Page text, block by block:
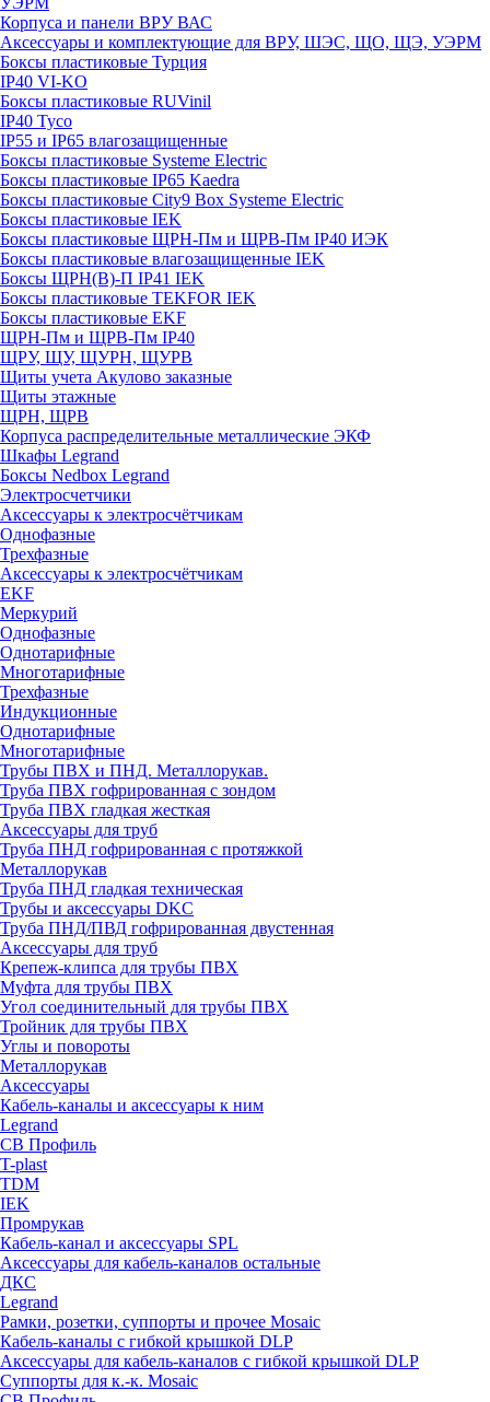
Корпуса и панели ВРУ ВАС
Аксессуары и комплектующие для ВРУ, ШЭС, ЩО, ЩЭ, УЭРМ
Боксы пластиковые Турция
IP40 VI-KO
Боксы пластиковые RUVinil
IP40 Тусо
IP55 и IP65 влагозащищенные
Боксы пластиковые Systeme Electric
Боксы пластиковые IP65 Kaedra
Боксы пластиковые City9 Box Systeme Electric
Боксы пластиковые IEK
Боксы пластиковые ЩРН-Пм и ЩРВ-Пм IP40 ИЭК
Боксы пластиковые влагозащищенные IEK
Боксы ЩРН(В)-П IP41 IEK
Боксы пластиковые TEKFOR IEK
Боксы пластиковые EKF
ЩРН-Пм и ЩРВ-Пм IP40
ЩРУ, ЩУ, ЩУРН, ЩУРВ
Щиты учета Акулово заказные
Щиты этажные
ЩРН, ЩРВ
Корпуса распределительные металлические ЭКФ
Шкафы Legrand
Боксы Nedbox Legrand
Электросчетчики
Аксессуары к электросчётчикам
Однофазные
Трехфазные
Аксессуары к электросчётчикам
EKF
Меркурий
Однофазные
Однотарифные
Многотарифные
Трехфазные
Индукционные
Однотарифные
Многотарифные
Трубы ПВХ и ПНД. Металлорукав.
Труба ПВХ гофрированная с зондом
Труба ПВХ гладкая жесткая
Аксессуары для труб
Труба ПНД гофрированная с протяжкой
Металлорукав
Труба ПНД гладкая техническая
Трубы и аксессуары DKC
Труба ПНД/ПВД гофрированная двустенная
Аксессуары для труб
Крепеж-клипса для трубы ПВХ
Муфта для трубы ПВХ
Угол соединительный для трубы ПВХ
Тройник для трубы ПВХ
Углы и повороты
Металлорукав
Аксессуары
Кабель-каналы и аксессуары к ним
Legrand
СВ Профиль
T-plast
TDM
IEK
Промрукав
Кабель-канал и аксессуары SPL
Аксессуары для кабель-каналов остальные
ДКС
Legrand
Рамки, розетки, суппорты и прочее Mosaic
Кабель-каналы с гибкой крышкой DLP
Аксессуары для кабель-каналов с гибкой крышкой DLP
Суппорты для к.-к. Mosaic